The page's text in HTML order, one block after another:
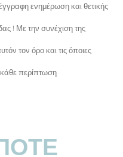
ενημέρωση και θετικής
! Με την συνέχιση της
τον όρο και τις όποιες
περίπτωση